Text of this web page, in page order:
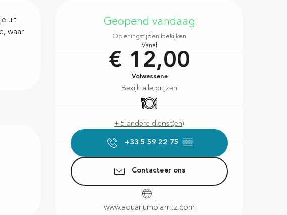
Openingstijden en
Geopend vandaag
Openingstijden bekijken
Vanaf
€ 12,00
Volwassene
Bekijk alle prijzen
Restaurant
+ 5 andere dienst(en)
+33 5 59 22 75 ▒▒
Contacteer ons
www.aquariumbiarritz.com
uit
waar